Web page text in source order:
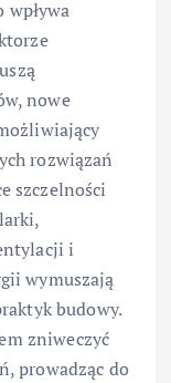
nowe
rozwiązań
szczelności
i
wymuszają
budowy.
zniweczyć
prowadząc do